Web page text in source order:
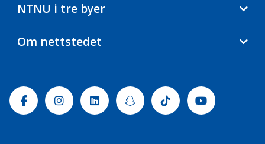
NTNU i tre byer
Om nettstedet
FacebookInstagramLinkedinSnapchatTiktok Youtube